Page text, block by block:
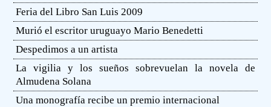
Feria del Libro San Luis 2009
Murió el escritor uruguayo Mario Benedetti
Despedimos a un artista
La vigilia y los sueños sobrevuelan la novela de
Almudena Solana
Una monografía recibe un premio internacional